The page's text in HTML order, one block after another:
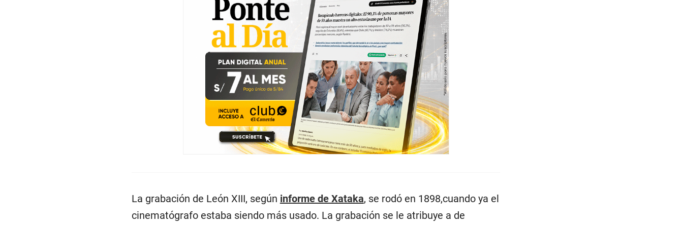
La grabación de León XIII, según informe de Xataka, se rodó en 1898,cuando ya el
cinematógrafo estaba siendo más usado. La grabación se le atribuye a de